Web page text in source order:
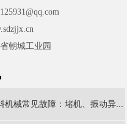
朝城工业园
机械常见故障：堵机、振动异...